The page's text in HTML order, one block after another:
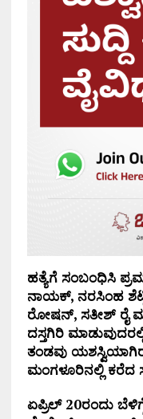
ಹತ್ಯೆಗೆ ಸಂಬಂಧಿಸಿ
ನಾಯಕ್, ನರಸಿಂಹ
ರೋಷನ್, ಸತೀಶ್ ರೈ
ದಸ್ತಗಿರಿ
ತಂಡವು
ಮಂಗಳೂರಿನಲ್ಲಿ ಕರೆದ
ಏಪ್ರಿಲ್ 20ರಂದು